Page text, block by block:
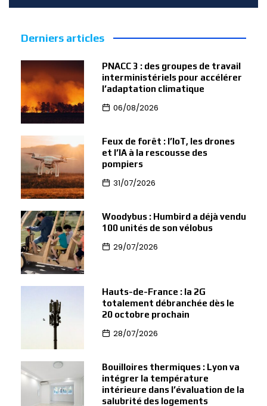
Derniers articles
PNACC 3 : des groupes de travail
interministériels pour accélérer
l’adaptation climatique
06/08/2026
Feux de forêt : l’IoT, les drones
et l’IA à la rescousse des
pompiers
31/07/2026
Woodybus : Humbird a déjà vendu
100 unités de son vélobus
29/07/2026
Hauts-de-France : la 2G
totalement débranchée dès le
20 octobre prochain
28/07/2026
Bouilloires thermiques : Lyon va
intégrer la température
intérieure dans l’évaluation de la
salubrité des logements